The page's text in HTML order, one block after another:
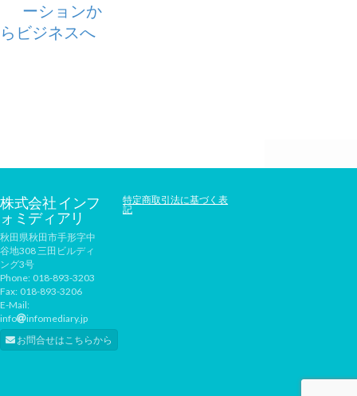
ーションか
らビジネスへ
株式会社 インフ
ォミディアリ
秋田県秋田市手形字中
谷地308 三田ビルディ
ング3号
Phone: 018-893-3203
Fax: 018-893-3206
E-Mail:
info
infomediary.jp
お問合せはこちらから
特定商取引法に基づく表
記